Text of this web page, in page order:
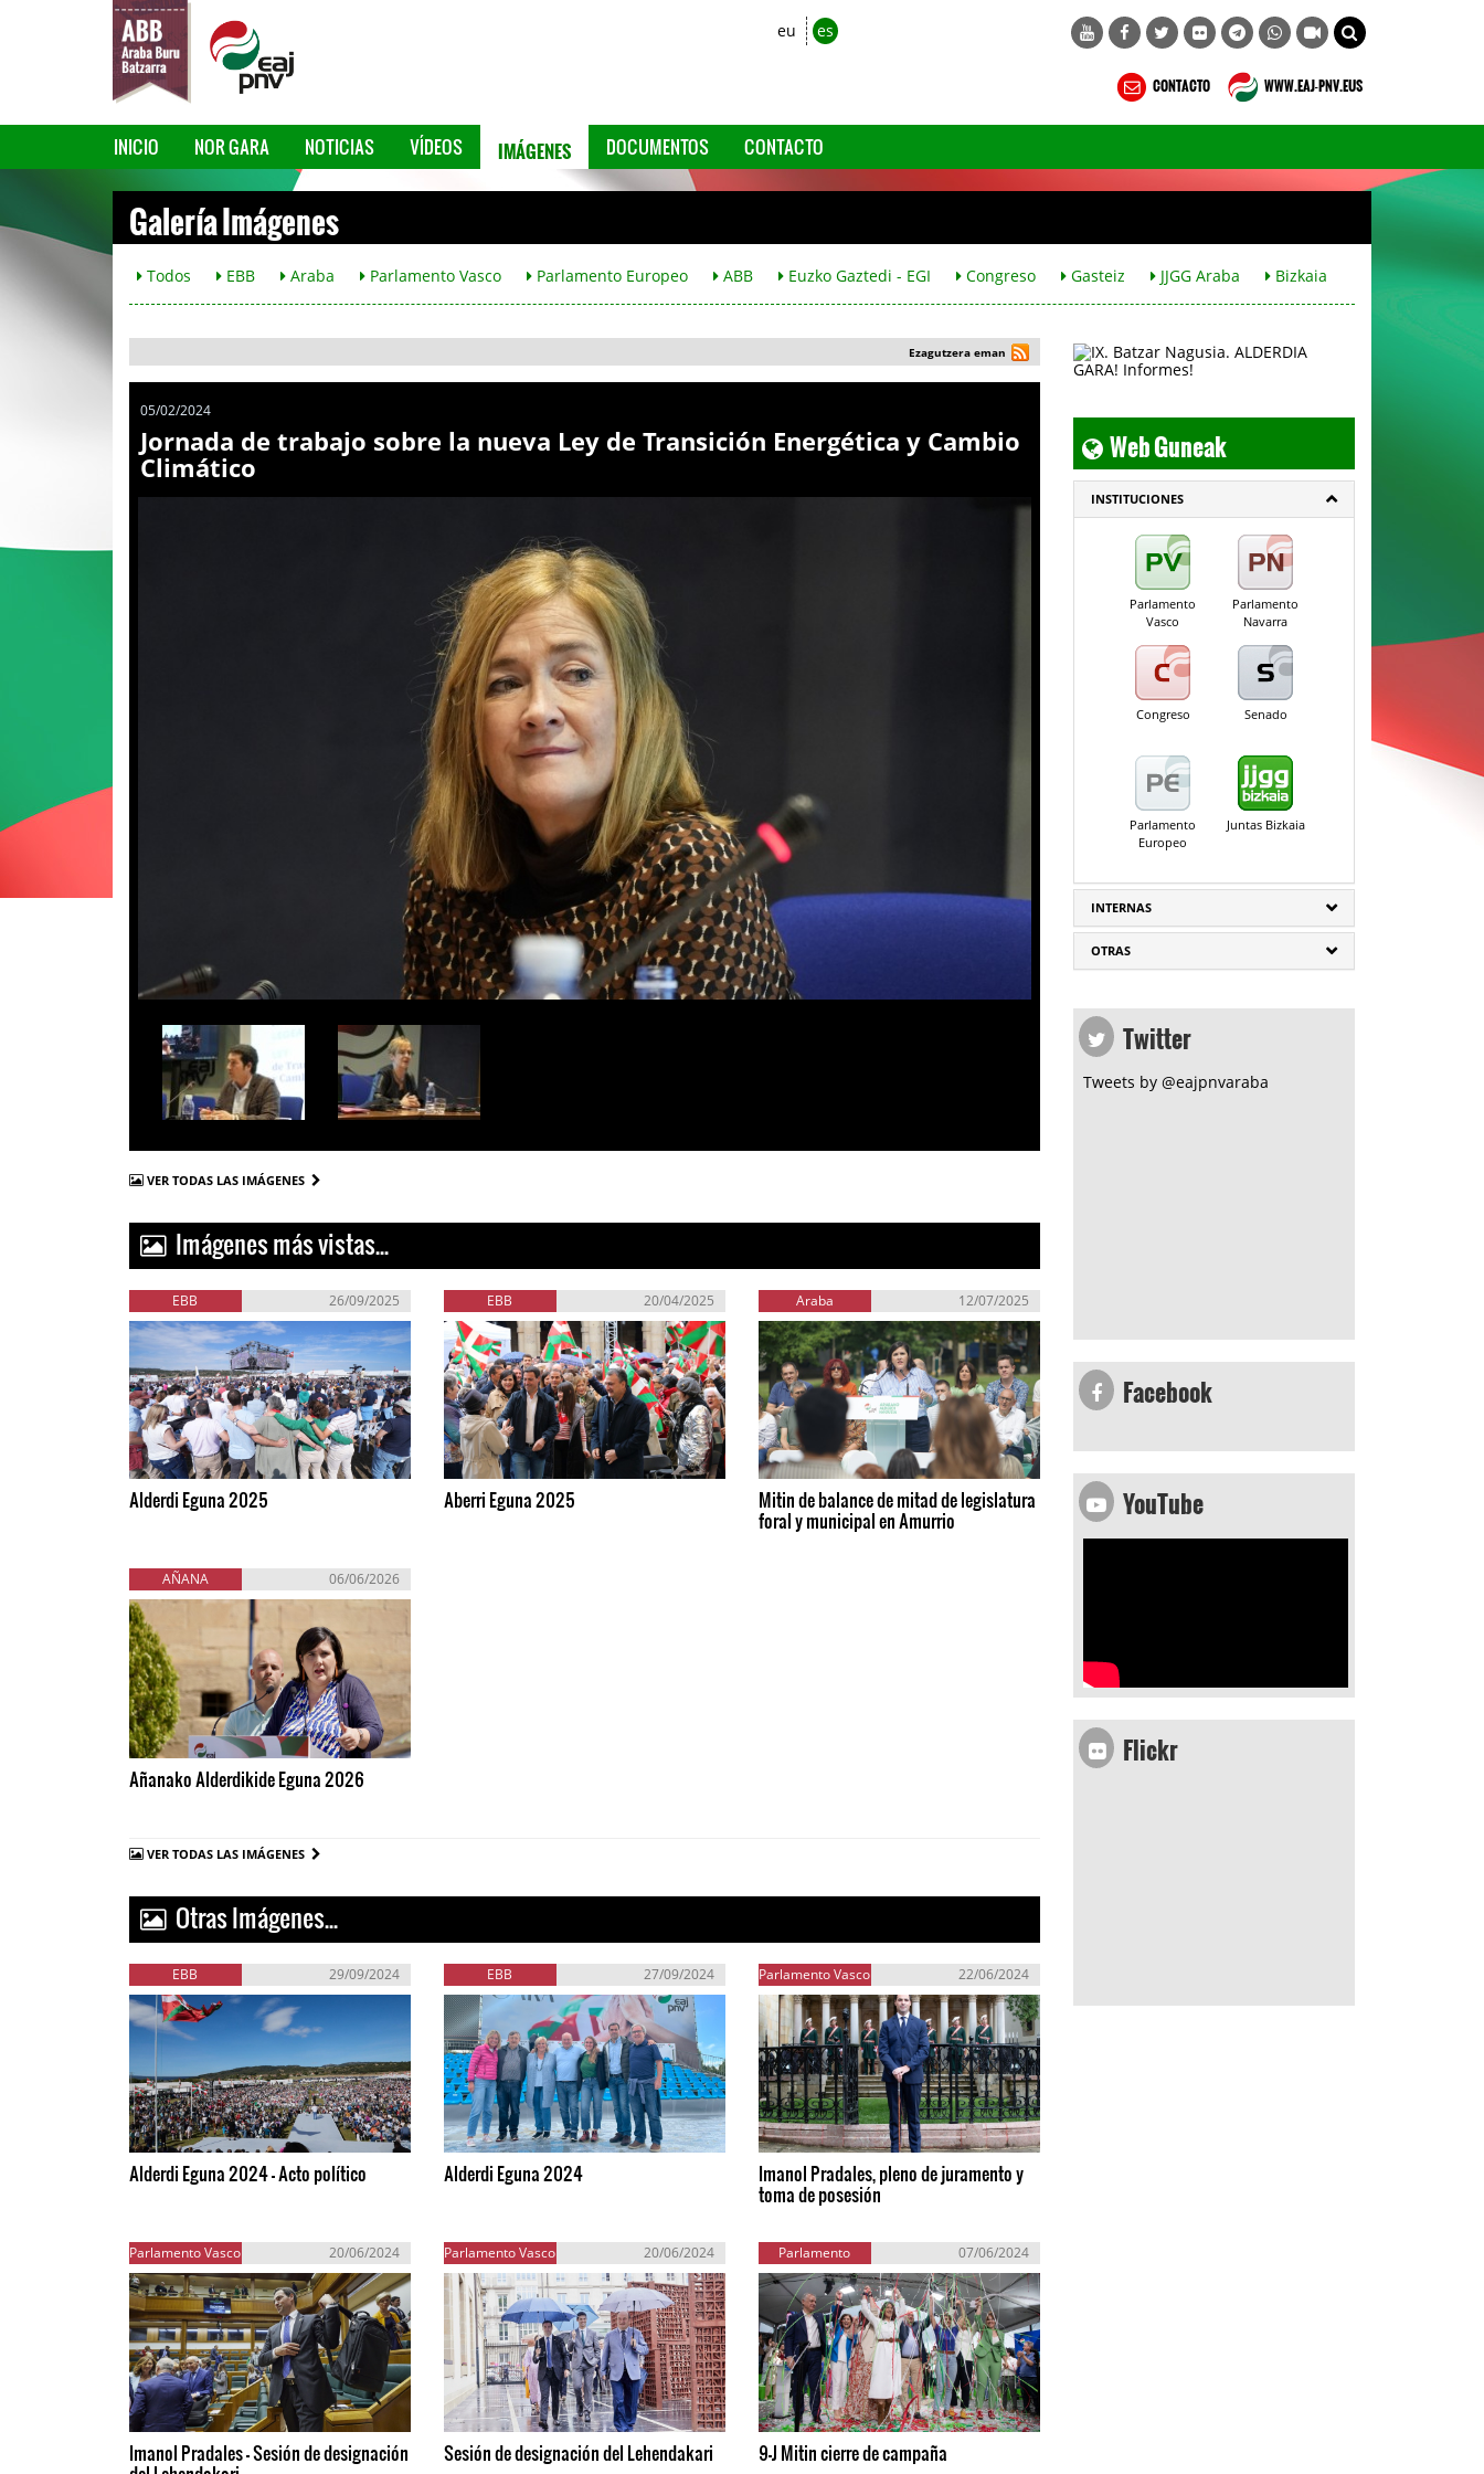
eu es
CONTACTO WWW.EAJ-PNV.EUS
INICIO NOR GARA NOTICIAS VÍDEOS IMÁGENES DOCUMENTOS CONTACTO
Galería Imágenes
Todos EBB Araba Parlamento Vasco Parlamento Europeo ABB Euzko Gaztedi - EGI Congreso Gasteiz JJGG Araba Bizkaia
Ezagutzera eman
05/02/2024
Jornada de trabajo sobre la nueva Ley de Transición Energética y Cambio
Climático
VER TODAS LAS IMÁGENES
Imágenes más vistas...
EBB 26/09/2025
Alderdi Eguna 2025
EBB 20/04/2025
Aberri Eguna 2025
Araba 12/07/2025
Mitin de balance de mitad de legislatura
foral y municipal en Amurrio
AÑANA 06/06/2026
Añanako Alderdikide Eguna 2026
VER TODAS LAS IMÁGENES
Otras Imágenes...
EBB 29/09/2024
Alderdi Eguna 2024 - Acto político
EBB 27/09/2024
Alderdi Eguna 2024
Parlamento Vasco 22/06/2024
Imanol Pradales, pleno de juramento y
toma de posesión
Parlamento Vasco 20/06/2024
Imanol Pradales - Sesión de designación
Parlamento Vasco 20/06/2024
Sesión de designación del Lehendakari
Parlamento
Europeo
07/06/2024
9-J Mitin cierre de campaña
Web Guneak
INSTITUCIONES
Parlamento
Vasco
Parlamento
Navarra
Congreso Senado
Parlamento
Europeo
Juntas Bizkaia
INTERNAS
OTRAS
Twitter
Tweets by @eajpnvaraba
Facebook
YouTube
Flickr